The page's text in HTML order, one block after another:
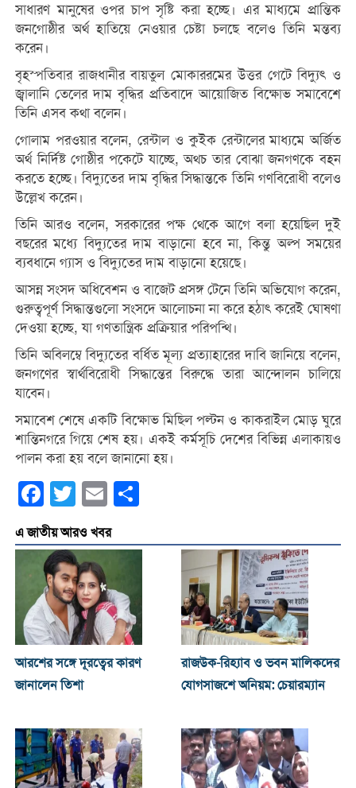
সাধারণ মানুষের ওপর চাপ সৃষ্টি করা হচ্ছে। এর মাধ্যমে প্রান্তিক
জনগোষ্ঠীর অর্থ হাতিয়ে নেওয়ার চেষ্টা চলছে বলেও তিনি মন্তব্য
করেন।
বৃহস্পতিবার রাজধানীর বায়তুল মোকাররমের উত্তর গেটে বিদ্যুৎ ও
জ্বালানি তেলের দাম বৃদ্ধির প্রতিবাদে আয়োজিত বিক্ষোভ সমাবেশে
তিনি এসব কথা বলেন।
গোলাম পরওয়ার বলেন, রেন্টাল ও কুইক রেন্টালের মাধ্যমে অর্জিত
অর্থ নির্দিষ্ট গোষ্ঠীর পকেটে যাচ্ছে, অথচ তার বোঝা জনগণকে বহন
করতে হচ্ছে। বিদ্যুতের দাম বৃদ্ধির সিদ্ধান্তকে তিনি গণবিরোধী বলেও
উল্লেখ করেন।
তিনি আরও বলেন, সরকারের পক্ষ থেকে আগে বলা হয়েছিল দুই
বছরের মধ্যে বিদ্যুতের দাম বাড়ানো হবে না, কিন্তু অল্প সময়ের
ব্যবধানে গ্যাস ও বিদ্যুতের দাম বাড়ানো হয়েছে।
আসন্ন সংসদ অধিবেশন ও বাজেট প্রসঙ্গ টেনে তিনি অভিযোগ করেন,
গুরুত্বপূর্ণ সিদ্ধান্তগুলো সংসদে আলোচনা না করে হঠাৎ করেই ঘোষণা
দেওয়া হচ্ছে, যা গণতান্ত্রিক প্রক্রিয়ার পরিপন্থি।
তিনি অবিলম্বে বিদ্যুতের বর্ধিত মূল্য প্রত্যাহারের দাবি জানিয়ে বলেন,
জনগণের স্বার্থবিরোধী সিদ্ধান্তের বিরুদ্ধে তারা আন্দোলন চালিয়ে
যাবেন।
সমাবেশ শেষে একটি বিক্ষোভ মিছিল পল্টন ও কাকরাইল মোড় ঘুরে
শান্তিনগরে গিয়ে শেষ হয়। একই কর্মসূচি দেশের বিভিন্ন এলাকায়ও
পালন করা হয় বলে জানানো হয়।
Facebook
Twitter Email
এ জাতীয় আরও খবর
আরশের সঙ্গে দূরত্বের কারণ
জানালেন তিশা
রাজউক-রিহ্যাব ও ভবন মালিকদের
যোগসাজশে অনিয়ম: চেয়ারম্যান